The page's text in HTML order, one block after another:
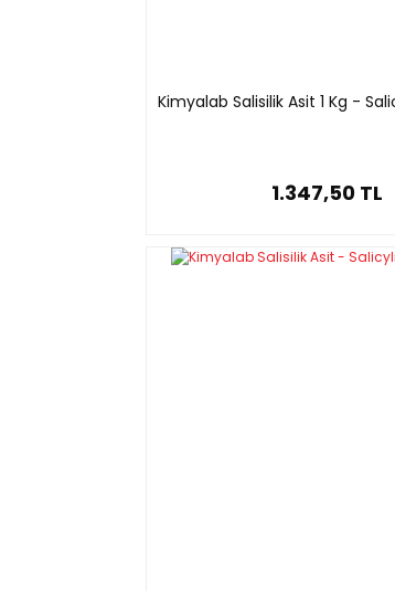
Kimyalab Salisilik Asit 1 Kg -
1.347,50 TL